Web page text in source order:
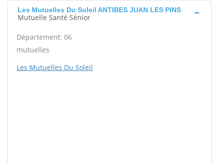
Les Mutuelles Du Soleil ANTIBES JUAN LES PINS
Mutuelle Santé Sénior
Département: 06
mutuelles
Les Mutuelles Du Soleil